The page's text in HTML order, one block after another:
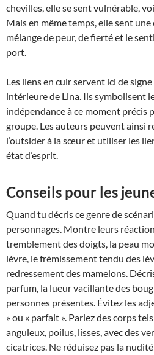
chevilles, elle se sent vulnérable,
Mais en même temps, elle sent
mélange de peur, de fierté et le
port.
Les liens en cuir servent ici de
intérieure de Lina. Ils symbolisent
indépendance à ce moment précis
groupe. Les auteurs peuvent ainsi
l’outsider à la sœur et utiliser les
état d’esprit.
Conseils pour les
Quand tu décris ce genre de
personnages. Montre leurs
tremblement des doigts, la peau
lèvre, le frémissement tendu des
redressement des mamelons.
parfum, la lueur vacillante des
personnes présentes. Évitez les
» ou « parfait ». Parlez des corps
anguleux, poilus, lisses, avec des
cicatrices. Ne réduisez pas la